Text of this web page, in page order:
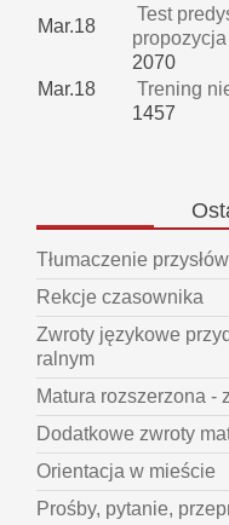
Mar.18
Test
2070
Mar.18
Trening
1457
Tłumaczenie
Rekcje czasownika
Zwroty językowe
ralnym
Matura rozszerzona -
Dodatkowe zwroty
Orientacja w mieście
Prośby, pytanie,